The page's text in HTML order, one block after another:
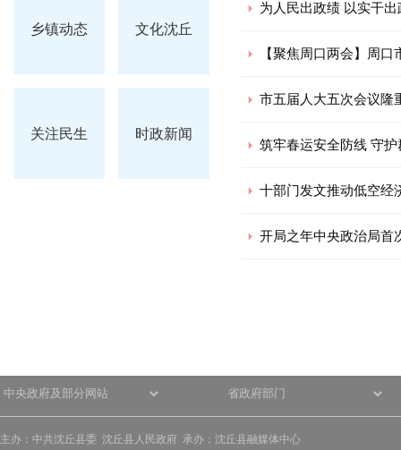
乡镇动态 文化沈丘
关注民生 时政新闻
为人民出政绩 以实干
【聚焦周口两会】周
市五届人大五次会议隆
筑牢春运安全防线 守
十部门发文推动低空经
开局之年中央政治局首
主办：中共沈丘县委 沈丘县人民政府 承办：沈丘县融媒体中心